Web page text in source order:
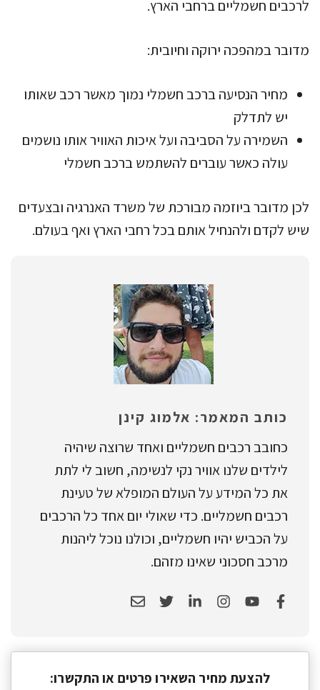
לרכבים חשמליים ברחבי הארץ.
מדובר במהפכה ירוקה וחיובית:
מחיר הנסיעה ברכב חשמלי נמוך מאשר רכב שאותו
יש לתדלק
השמירה על הסביבה ועל איכות האוויר אותו נושמים
עולה כאשר עוברים להשתמש ברכב חשמלי
לכן מדובר ביוזמה מבורכת של משרד האנרגיה ובצעדים
שיש לקדם ולהנחיל אותם בכל רחבי הארץ ואף בעולם.
כותב המאמר: אלמוג קינן
כחובב רכבים חשמליים ואחד שרוצה שיהיה
לילדים שלנו אוויר נקי לנשימה, חשוב לי לתת
את כל המידע על העולם המופלא של טעינת
רכבים חשמליים. כדי שאולי יום אחד כל הרכבים
על הכביש יהיו חשמליים, וכולנו נוכל ליהנות
מרכב חסכוני שאינו מזהם.
להצעת מחיר השאירו פרטים או התקשרו: